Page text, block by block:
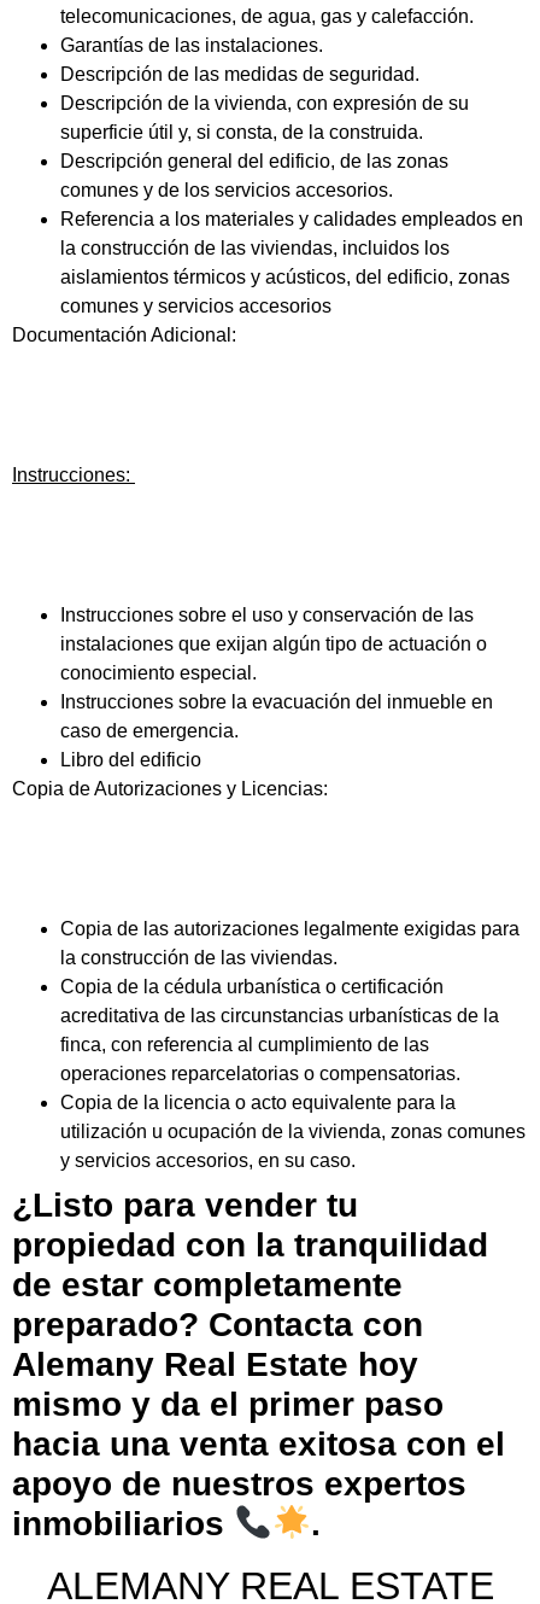
telecomunicaciones, de agua, gas y calefacción.
Garantías de las instalaciones.
Descripción de las medidas de seguridad.
Descripción de la vivienda, con expresión de su
superficie útil y, si consta, de la construida.
Descripción general del edificio, de las zonas
comunes y de los servicios accesorios.
Referencia a los materiales y calidades empleados en
la construcción de las viviendas, incluidos los
aislamientos térmicos y acústicos, del edificio, zonas
comunes y servicios accesorios
Documentación Adicional:
Instrucciones:
Instrucciones sobre el uso y conservación de las
instalaciones que exijan algún tipo de actuación o
conocimiento especial.
Instrucciones sobre la evacuación del inmueble en
caso de emergencia.
Libro del edificio
Copia de Autorizaciones y Licencias:
Copia de las autorizaciones legalmente exigidas para
la construcción de las viviendas.
Copia de la cédula urbanística o certificación
acreditativa de las circunstancias urbanísticas de la
finca, con referencia al cumplimiento de las
operaciones reparcelatorias o compensatorias.
Copia de la licencia o acto equivalente para la
utilización u ocupación de la vivienda, zonas comunes
y servicios accesorios, en su caso.
¿Listo para vender tu
propiedad con la tranquilidad
de estar completamente
preparado? Contacta con
Alemany Real Estate hoy
mismo y da el primer paso
hacia una venta exitosa con el
apoyo de nuestros expertos
inmobiliarios
.
ALEMANY REAL ESTATE